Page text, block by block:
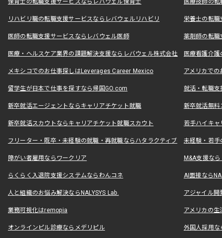
保育士の転職支援サービスならレバウェル保育士 医療技師の
リハビリ職の転職支援サービスならレバウェルリハビリ 栄養士の転
医師の転職支援サービスならレバウェル医師 薬剤師の転
医療・ヘルスケア業界の課題解決支援ならレバウェル株式会社 医療看護介
メキシコでのお仕事探しはLeverages Career Mexico アメリカで
留学生が日本で仕事を探すなら帰国GO.com 就活・転職
新卒就活エージェントならキャリアチケット就職 新卒就活無料
新卒就活スカウトならキャリアチケット就職スカウト 若手ハイキ
フリーター・既卒・未経験の就職・再就職ならハタラクティブ 未経験・若手
障がい者雇用ならワークリア M&A支援な
らくらく入退院支援システムならわんコネ AI面接なら
人と組織のお悩み解決ならNALYSYS Lab. アジャイル
業務可視化はremopia アメリカの
オンラインピル診療ならメデリピル 外国人採用